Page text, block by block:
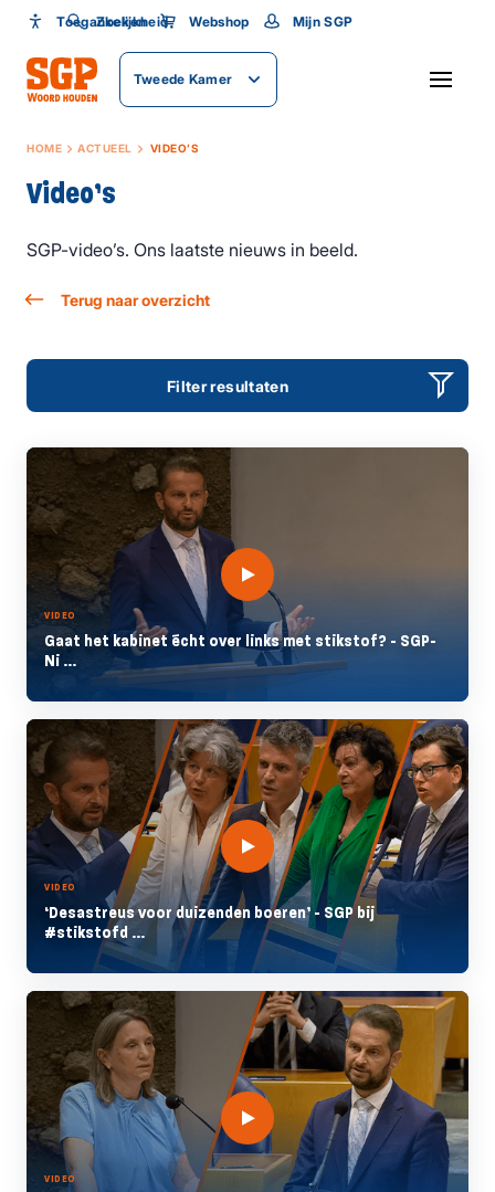
Toegankelijkheid
Toegankelijkheid
Lettergrootte
Zoeken Webshop Mijn SGP
Tweede Kamer
HOME ACTUEEL VIDEO’S
Video’s
SGP-video’s. Ons laatste nieuws in beeld.
Terug naar overzicht
Filter resultaten
VIDEO
Gaat het kabinet écht over links met stikstof? - SGP-
Ni ...
VIDEO
‘Desastreus voor duizenden boeren’ - SGP bij
#stikstofd ...
VIDEO